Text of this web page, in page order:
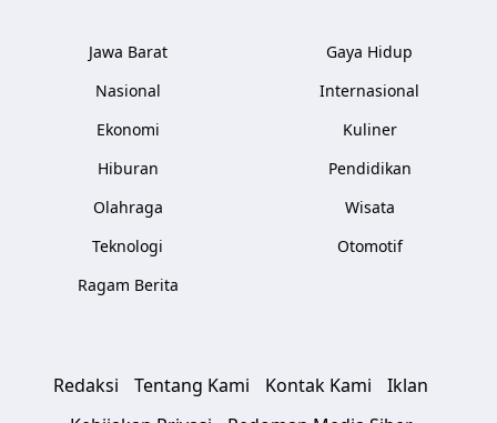
Jawa Barat
Nasional
Ekonomi
Hiburan
Olahraga
Teknologi
Ragam Berita
Gaya Hidup
Internasional
Kuliner
Pendidikan
Wisata
Otomotif
Redaksi Tentang Kami Kontak Kami
Iklan